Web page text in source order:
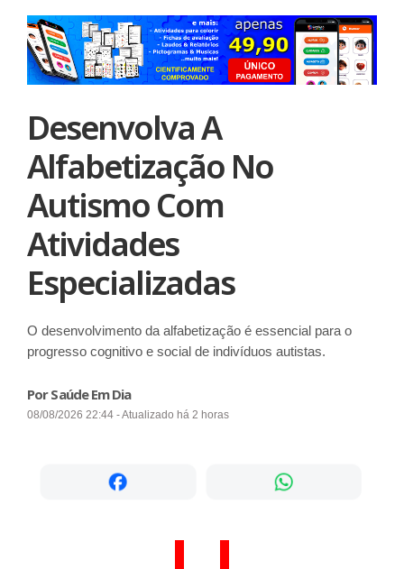
Desenvolva A
Alfabetização No
Autismo Com
Atividades
Especializadas
O desenvolvimento da alfabetização é essencial para o
progresso cognitivo e social de indivíduos autistas.
Por Saúde Em Dia
08/08/2026 22:44 - Atualizado há 2 horas